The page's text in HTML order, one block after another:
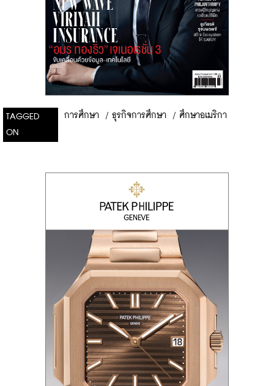
TAGGED
ON
การศึกษา / ธุรกิจการศึกษา / ศึกษาอเมริกา